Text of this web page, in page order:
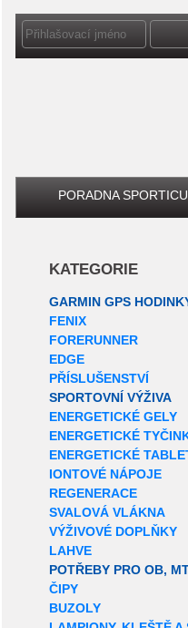
PORADNA
KATEGORIE
GARMIN GPS
FENIX
FORERUNNER
EDGE
PŘÍSLUŠENSTVÍ
SPORTOVNÍ VÝŽIVA
ENERGETICKÉ GELY
ENERGETICKÉ
ENERGETICKÉ
IONTOVÉ NÁPOJE
REGENERACE
SVALOVÁ VLÁKNA
VÝŽIVOVÉ DOPLŇKY
LAHVE
POTŘEBY PRO OB,
ČIPY
BUZOLY